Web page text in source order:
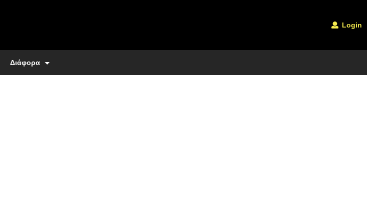
Login
Διάφορα